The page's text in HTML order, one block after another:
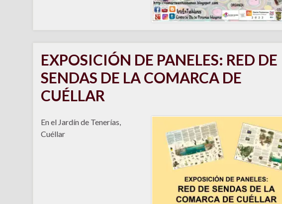
EXPOSICIÓN DE PANELES: RED DE
SENDAS DE LA COMARCA DE
CUÉLLAR
En el Jardín de Tenerías,
Cuéllar